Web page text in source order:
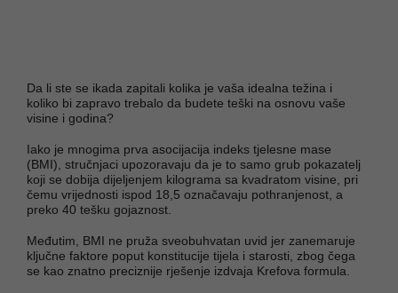
Da li ste se ikada zapitali kolika je vaša idealna težina i
koliko bi zapravo trebalo da budete teški na osnovu vaše
visine i godina?
Iako je mnogima prva asocijacija indeks tjelesne mase
(BMI), stručnjaci upozoravaju da je to samo grub pokazatelj
koji se dobija dijeljenjem kilograma sa kvadratom visine, pri
čemu vrijednosti ispod 18,5 označavaju pothranjenost, a
preko 40 tešku gojaznost.
Međutim, BMI ne pruža sveobuhvatan uvid jer zanemaruje
ključne faktore poput konstitucije tijela i starosti, zbog čega
se kao znatno preciznije rješenje izdvaja Krefova formula.